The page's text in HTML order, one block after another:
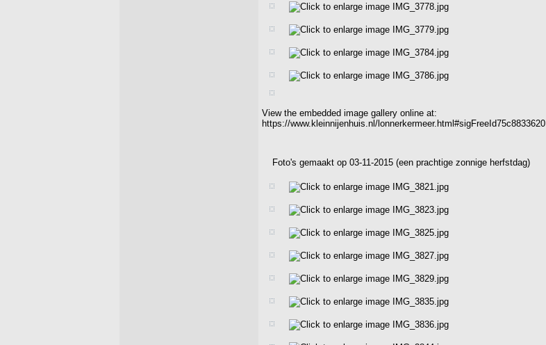
View the embedded image gallery online at:
https://www.kleinnijenhuis.nl/lonnerkermeer.html#sigFreeId75c8833620
Foto's gemaakt op 03-11-2015 (een prachtige zonnige herfstdag)